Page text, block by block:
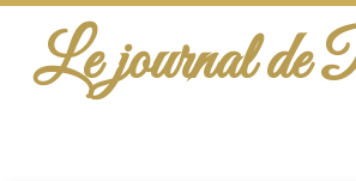
Le journal de